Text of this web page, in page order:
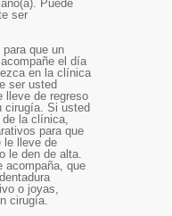
Puede
ser
para que un
el día
en la clínica
ser usted
lleve de regreso
cirugía. Si usted
de la clínica,
para que
le lleve de
le den de alta.
acompaña, que
o joyas,
cirugía.